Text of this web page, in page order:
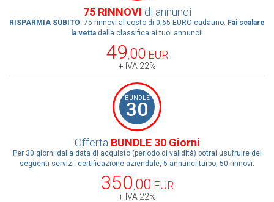
75 RINNOVI di annunci
RISPARMIA SUBITO: 75 rinnovi al costo di 0,65 EURO cadauno. Fai scalare
la vetta della classifica ai tuoi annunci!
49 00 EUR
+ IVA 22%
BUNDLE
30
Offerta BUNDLE 30 Giorni
Per 30 giorni dalla data di acquisto (periodo di validità) potrai usufruire dei
seguenti servizi: certificazione aziendale, 5 annunci turbo, 50 rinnovi.
350 00 EUR
+ IVA 22%